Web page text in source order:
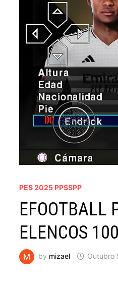
PES 2025 PPSSPP
EFOOTBALL
ELENCOS
by mizael Outubro